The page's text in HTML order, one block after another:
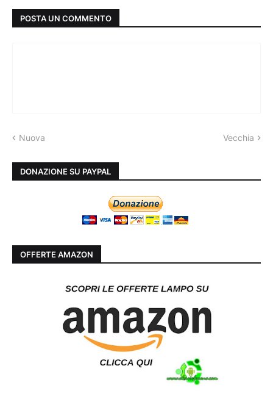
POSTA UN COMMENTO
Nuova Vecchia
DONAZIONE SU PAYPAL
OFFERTE AMAZON